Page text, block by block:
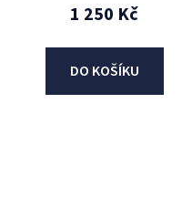
1 250 Kč
DO KOŠÍKU